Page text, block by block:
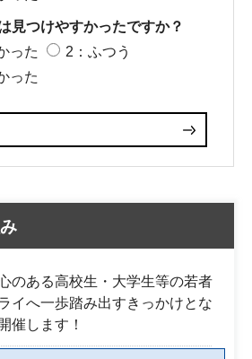
見つけやすかったですか？
った
2：ふつう
った
のある高校生・大学生等の若者
イへ一歩踏み出すきっかけとな
催します！